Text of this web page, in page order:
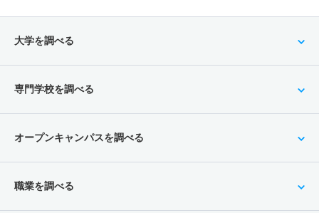
大学を調べる
専門学校を調べる
オープンキャンパスを調べる
職業を調べる